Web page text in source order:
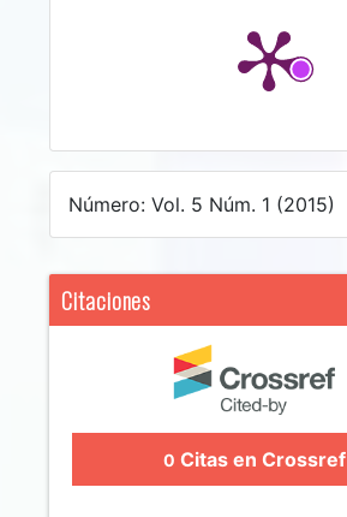
Número: Vol. 5 Núm. 1 (2015)
Citaciones
0 Citas en Crossref